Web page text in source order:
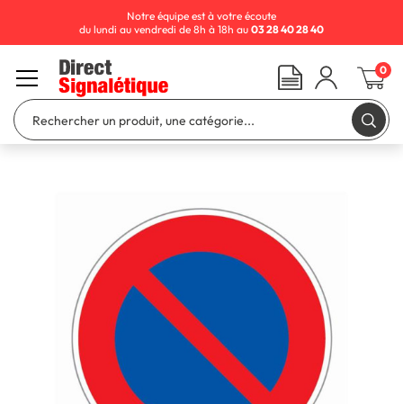
Notre équipe est à votre écoute
du lundi au vendredi de 8h à 18h au 03 28 40 28 40
0